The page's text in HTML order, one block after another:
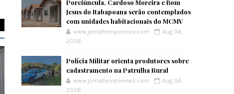
Porciúncula, Cardoso Moreira e Bom
Jesus do Itabapoana serão contemplados
com unidades habitacionais do MCMV
www.jornaltemponews.com
Aug 04,
2026
Polícia Militar orienta produtores sobre
cadastramento na Patrulha Rural
www.jornaltemponews.com
Aug 04,
2026